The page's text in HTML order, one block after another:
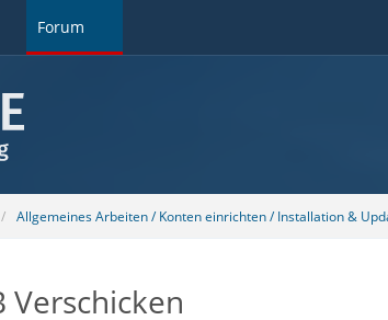
Forum
Allgemeines Arbeiten / Konten einrichten / Installation &